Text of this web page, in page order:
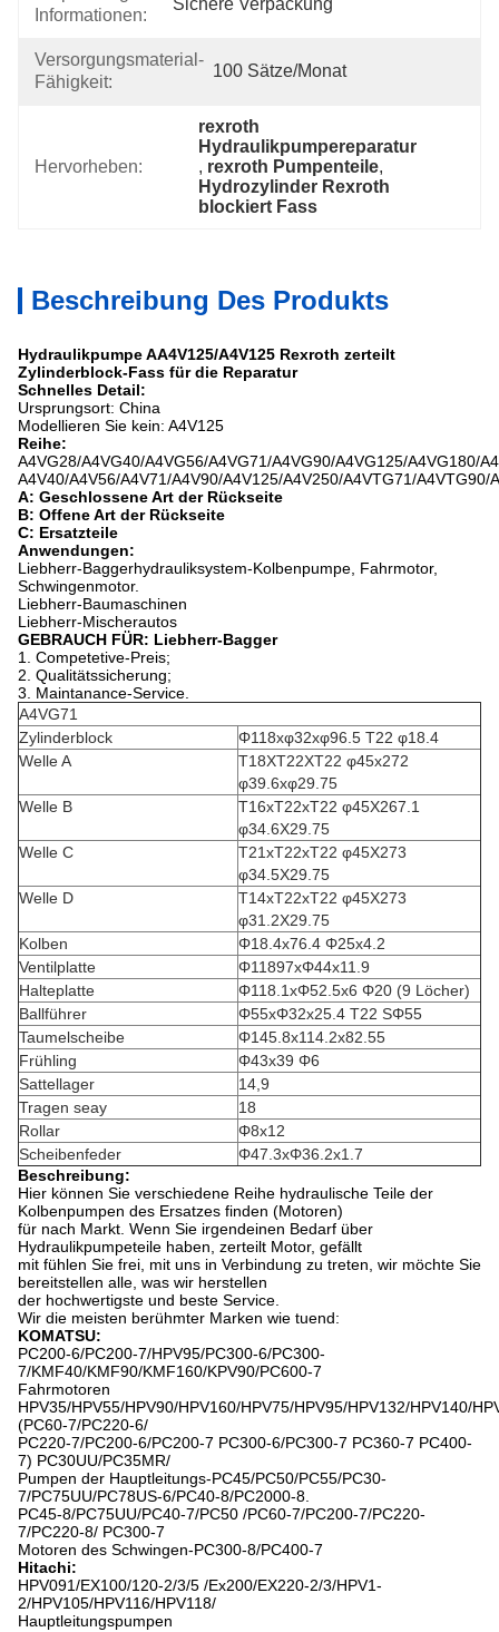
Informationen:
Sichere Verpackung
Versorgungsmaterial-
Fähigkeit:
100 Sätze/Monat
Hervorheben:
rexroth
Hydraulikpumpereparatur
, rexroth Pumpenteile,
Hydrozylinder Rexroth
blockiert Fass
Beschreibung Des Produkts
Hydraulikpumpe AA4V125/A4V125 Rexroth zerteilt
Zylinderblock-Fass für die Reparatur
Schnelles Detail:
Ursprungsort: China
Modellieren Sie kein: A4V125
Reihe:
A4VG28/A4VG40/A4VG56/A4VG71/A4VG90/A4VG125/A4VG180/
A4V40/A4V56/A4V71/A4V90/A4V125/A4V250/A4VTG71/A4VTG90/
A: Geschlossene Art der Rückseite
B: Offene Art der Rückseite
C: Ersatzteile
Anwendungen:
Liebherr-Baggerhydrauliksystem-Kolbenpumpe, Fahrmotor,
Schwingenmotor.
Liebherr-Baumaschinen
Liebherr-Mischerautos
GEBRAUCH FÜR: Liebherr-Bagger
1. Competetive-Preis;
2. Qualitätssicherung;
3. Maintanance-Service.
A4VG71
Zylinderblock
Φ118xφ32xφ96.5 T22 φ18.4
Welle A
T18XT22XT22 φ45x272
φ39.6xφ29.75
Welle B
T16xT22xT22 φ45X267.1
φ34.6X29.75
Welle C
T21xT22xT22 φ45X273
φ34.5X29.75
Welle D
T14xT22xT22 φ45X273
φ31.2X29.75
Kolben
Φ18.4x76.4 Φ25x4.2
Ventilplatte
Φ11897xΦ44x11.9
Halteplatte
Φ118.1xΦ52.5x6 Φ20 (9 Löcher)
Ballführer
Φ55xΦ32x25.4 T22 SΦ55
Taumelscheibe
Φ145.8x114.2x82.55
Frühling
Φ43x39 Φ6
Sattellager
14,9
Tragen seay
18
Rollar
Φ8x12
Scheibenfeder
Φ47.3xΦ36.2x1.7
Beschreibung:
Hier können Sie verschiedene Reihe hydraulische Teile der
Kolbenpumpen des Ersatzes finden (Motoren)
für nach Markt. Wenn Sie irgendeinen Bedarf über
Hydraulikpumpeteile haben, zerteilt Motor, gefällt
mit fühlen Sie frei, mit uns in Verbindung zu treten, wir möchte Sie
bereitstellen alle, was wir herstellen
der hochwertigste und beste Service.
Wir die meisten berühmter Marken wie tuend:
KOMATSU:
PC200-6/PC200-7/HPV95/PC300-6/PC300-
7/KMF40/KMF90/KMF160/KPV90/PC600-7
Fahrmotoren
HPV35/HPV55/HPV90/HPV160/HPV75/HPV95/HPV132/HPV140/
(PC60-7/PC220-6/
PC220-7/PC200-6/PC200-7 PC300-6/PC300-7 PC360-7 PC400-
7) PC30UU/PC35MR/
Pumpen der Hauptleitungs-PC45/PC50/PC55/PC30-
7/PC75UU/PC78US-6/PC40-8/PC2000-8.
PC45-8/PC75UU/PC40-7/PC50 /PC60-7/PC200-7/PC220-
7/PC220-8/ PC300-7
Motoren des Schwingen-PC300-8/PC400-7
Hitachi:
HPV091/EX100/120-2/3/5 /Ex200/EX220-2/3/HPV1-
2/HPV105/HPV116/HPV118/
Hauptleitungspumpen